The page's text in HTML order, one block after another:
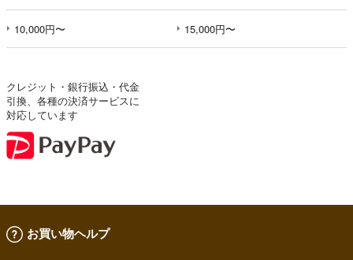
10,000円〜 15,000円〜
クレジット・銀行振込・代金
引換、各種の決済サービスに
対応しています
お買い物ヘルプ